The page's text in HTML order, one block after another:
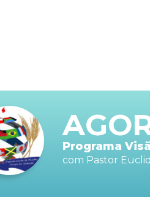
Programa
com Pastor